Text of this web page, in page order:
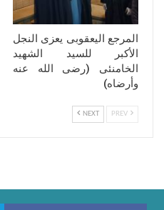
المرجع الیعقوبی یعزی النجل
الأکبر للسید الشهید
الخامنئی (رضی الله عنه
وأرضاه)
NEXT